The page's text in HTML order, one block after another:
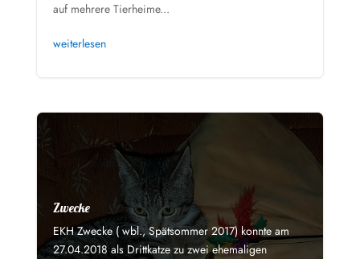
auf mehrere Tierheime...
weiterlesen
Zwecke
EKH Zwecke ( wbl., Spätsommer 2017) konnte am
27.04.2018 als Drittkatze zu zwei ehemaligen